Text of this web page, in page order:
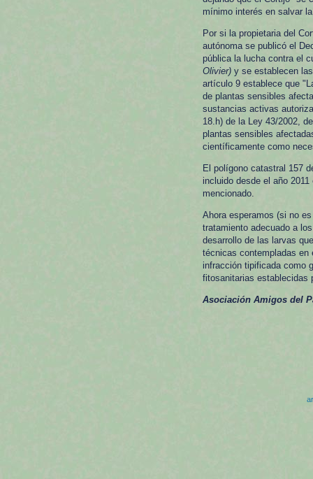
mínimo interés en salvar
Por si la propietaria del
autónoma se publicó el
pública la lucha contra el
Olivier) y se establecen
artículo 9 establece que
de plantas sensibles
sustancias activas
18.h) de la Ley 43/2002,
plantas sensibles
científicamente como
El polígono catastral 157
incluido desde el año
mencionado.
Ahora esperamos (si no
tratamiento adecuado a
desarrollo de las larvas
técnicas contempladas en
infracción tipificada como
fitosanitarias establecidas
Asociación Amigos del